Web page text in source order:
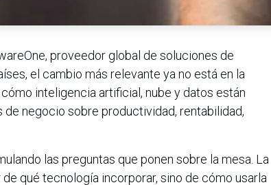
proveedor global de soluciones de
el cambio más relevante ya no está en la
inteligencia artificial, nube y datos están
negocio sobre productividad, rentabilidad,
las preguntas que ponen sobre la mesa. La
qué tecnología incorporar, sino de cómo usarla